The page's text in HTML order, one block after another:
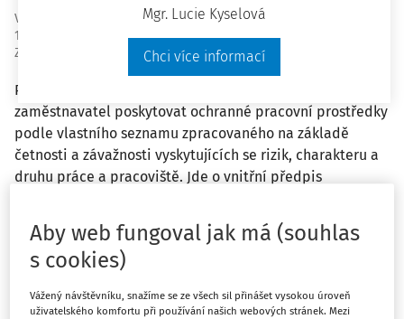
Mgr. Lucie Kyselová
Chci více informací
Vydáno
13 minut čtení
Zdroj
Bezpečnost a hygiena práce 5/2023
Podle § 104 odst. 5 zákoníku práce č. 262/2006 Sb., musí
zaměstnavatel poskytovat ochranné pracovní prostředky
podle vlastního seznamu zpracovaného na základě
četnosti a závažnosti vyskytujících se rizik, charakteru a
druhu práce a pracoviště. Jde o vnitřní předpis
zaměstnavatel, i kdyby zaměstnával třeba jen jednoho
zaměstnance; v seznamu musí přihlédnout nejen ke
konkrétním podmínkám pracoviště, ale i k vlastnostem
Aby web fungoval jak má (souhlas
s cookies)
Vážený návštěvníku, snažíme se ze všech sil přinášet vysokou úroveň
uživatelského komfortu při používání našich webových stránek. Mezi